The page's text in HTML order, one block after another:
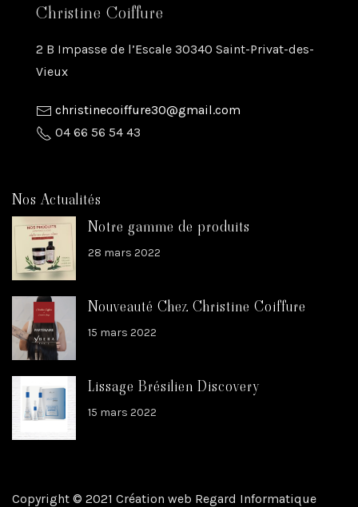
Christine Coiffure
2 B Impasse de l’Escale 30340 Saint-Privat-des-
Vieux
christinecoiffure30@gmail.com
04 66 56 54 43
Nos Actualités
Notre gamme de produits
28 mars 2022
Nouveauté Chez Christine Coiffure
15 mars 2022
Lissage Brésilien Discovery
15 mars 2022
Copyright © 2021 Création web Regard Informatique